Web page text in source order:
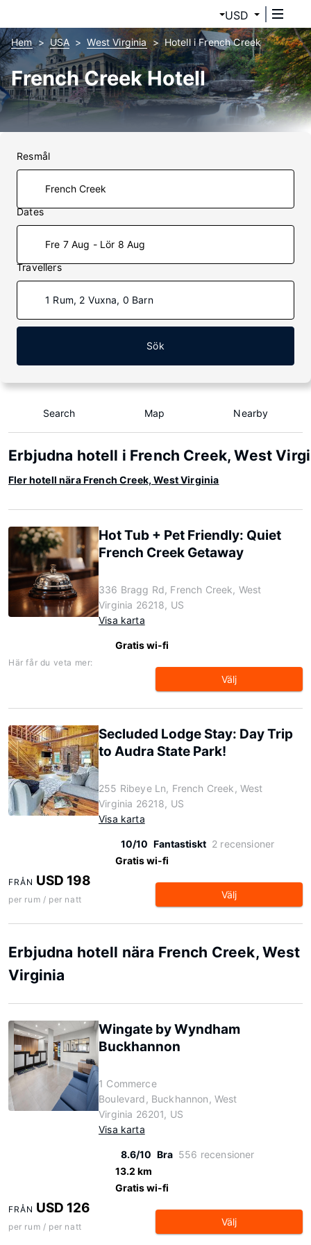
USD
Hem USA West Virginia Hotell i French Creek
French Creek Hotell
Resmål
Dates
Fre 7 Aug - Lör 8 Aug
Travellers
1 Rum, 2 Vuxna, 0 Barn
Sök
Search Map Nearby
Erbjudna hotell i French Creek, West
Fler hotell nära French Creek, West Virginia
Hot Tub + Pet Friendly: Quiet
French Creek Getaway
336 Bragg Rd, French Creek, West
Virginia 26218, US
Visa karta
Gratis wi-fi
Här får du veta mer:
Välj
Secluded Lodge Stay: Day Trip
to Audra State Park!
255 Ribeye Ln, French Creek, West
Virginia 26218, US
Visa karta
10/10 Fantastiskt 2 recensioner
Gratis wi-fi
FRÅN USD 198
per rum / per natt Välj
Erbjudna hotell nära French Creek, West
Virginia
Wingate by Wyndham
Buckhannon
1 Commerce
Boulevard, Buckhannon, West
Virginia 26201, US
Visa karta
8.6/10 Bra 556 recensioner
13.2 km
Gratis wi-fi
FRÅN USD 126
per rum / per natt Välj